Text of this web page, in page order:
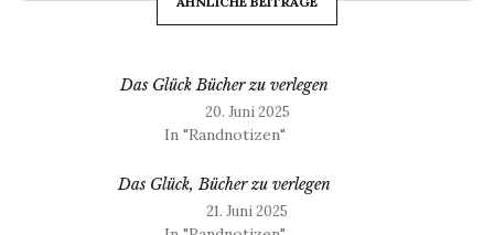
Das Glück Bücher zu verlegen
20. Juni 2025
In "Randnotizen"
Das Glück, Bücher zu verlegen
21. Juni 2025